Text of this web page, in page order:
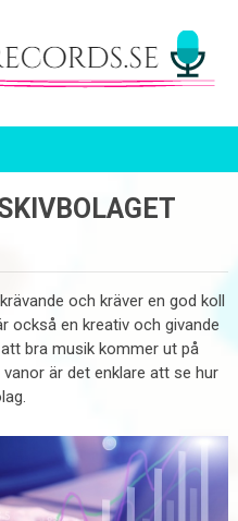
och kräver en god koll
också en kreativ och givande
bra musik kommer ut på
är det enklare att se hur